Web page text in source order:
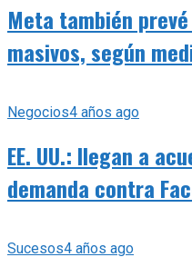
Meta también
masivos, según
Negocios4 años ago
EE. UU.: llegan a
demanda contra
Sucesos4 años ago